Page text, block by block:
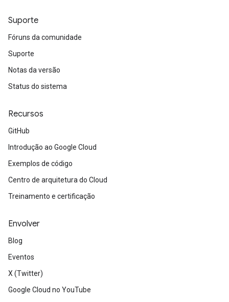
Suporte
Fóruns da comunidade
Suporte
Notas da versão
Status do sistema
Recursos
GitHub
Introdução ao Google Cloud
Exemplos de código
Centro de arquitetura do Cloud
Treinamento e certificação
Envolver
Blog
Eventos
X (Twitter)
Google Cloud no YouTube